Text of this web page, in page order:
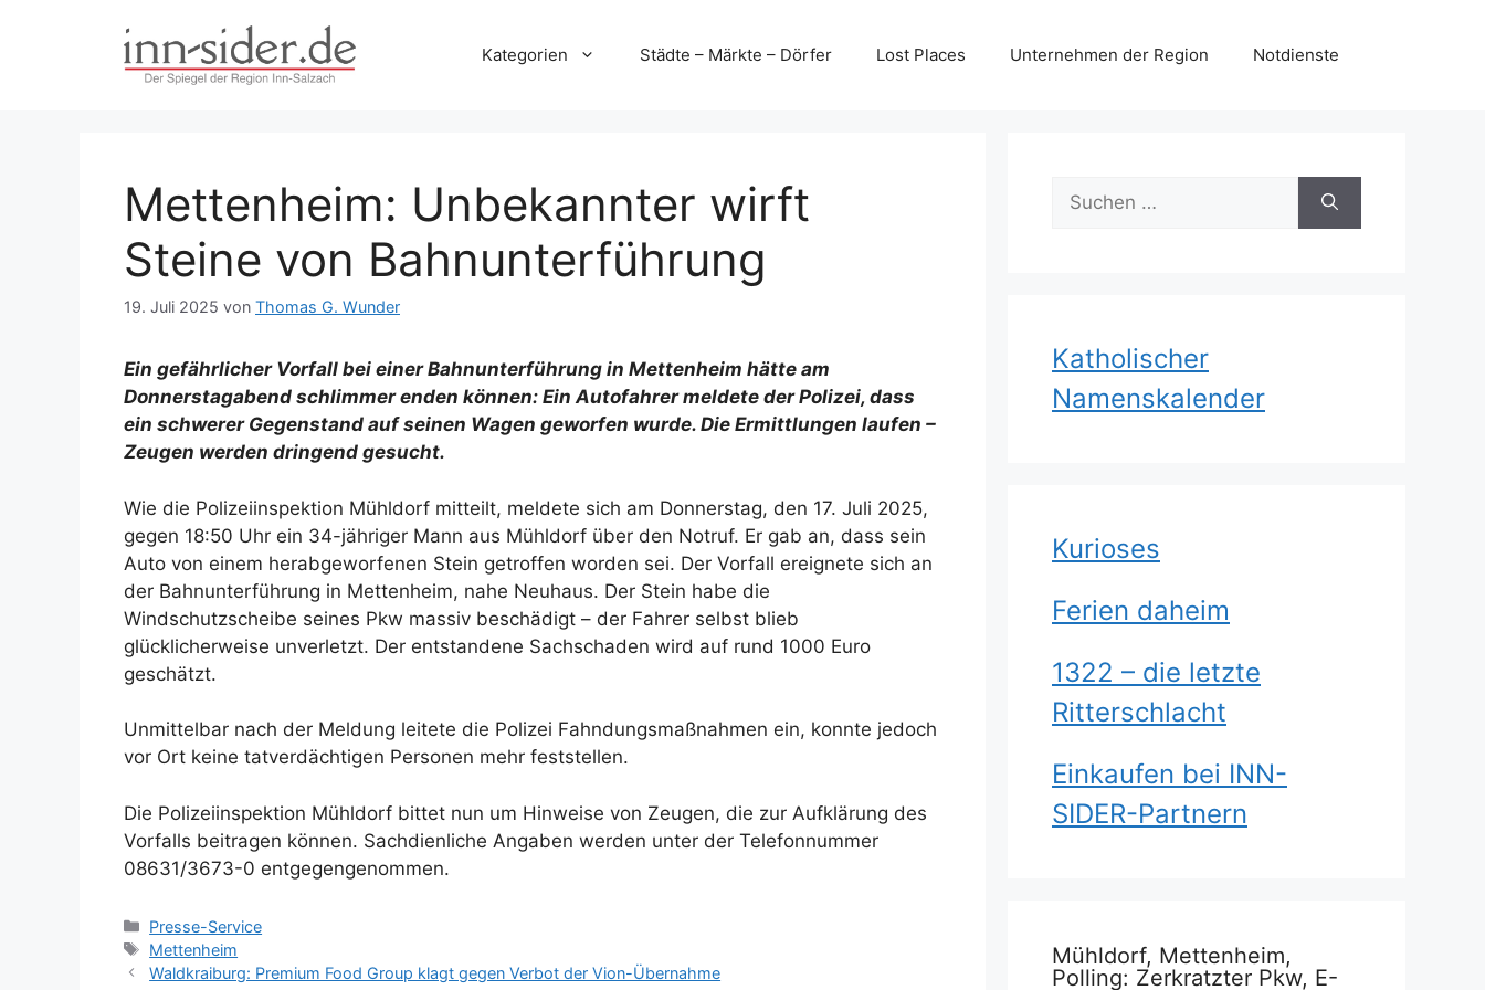
Kategorien Städte – Märkte – Dörfer Lost Places Unternehmen der Region Notdienste
Mettenheim: Unbekannter wirft
Steine von Bahnunterführung
19. Juli 2025 von Thomas G. Wunder
Ein gefährlicher Vorfall bei einer Bahnunterführung in Mettenheim hätte am
Donnerstagabend schlimmer enden können: Ein Autofahrer meldete der Polizei, dass
ein schwerer Gegenstand auf seinen Wagen geworfen wurde. Die Ermittlungen laufen –
Zeugen werden dringend gesucht.
Wie die Polizeiinspektion Mühldorf mitteilt, meldete sich am Donnerstag, den 17. Juli 2025,
gegen 18:50 Uhr ein 34-jähriger Mann aus Mühldorf über den Notruf. Er gab an, dass sein
Auto von einem herabgeworfenen Stein getroffen worden sei. Der Vorfall ereignete sich an
der Bahnunterführung in Mettenheim, nahe Neuhaus. Der Stein habe die
Windschutzscheibe seines Pkw massiv beschädigt – der Fahrer selbst blieb
glücklicherweise unverletzt. Der entstandene Sachschaden wird auf rund 1000 Euro
geschätzt.
Unmittelbar nach der Meldung leitete die Polizei Fahndungsmaßnahmen ein, konnte jedoch
vor Ort keine tatverdächtigen Personen mehr feststellen.
Die Polizeiinspektion Mühldorf bittet nun um Hinweise von Zeugen, die zur Aufklärung des
Vorfalls beitragen können. Sachdienliche Angaben werden unter der Telefonnummer
08631/3673-0 entgegengenommen.
Kategorien
Presse-Service
Schlagwörter
Mettenheim
Waldkraiburg: Premium Food Group klagt gegen Verbot der Vion-Übernahme
Suchen
nach:
Katholischer
Namenskalender
Kurioses
Ferien daheim
1322 – die letzte
Ritterschlacht
Einkaufen bei INN-
SIDER-Partnern
Mühldorf, Mettenheim,
Polling: Zerkratzter Pkw, E-